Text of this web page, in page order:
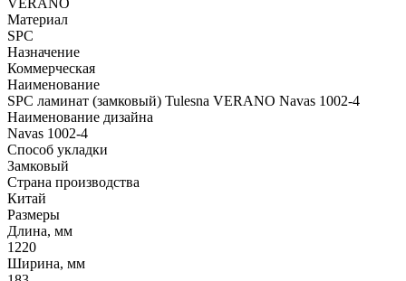
Материал
SPC
Назначение
Коммерческая
Наименование
SPC ламинат (замковый) Tulesna VERANO Navas 1002-4
Наименование дизайна
Navas 1002-4
Способ укладки
Замковый
Страна производства
Китай
Размеры
Длина, мм
1220
Ширина, мм